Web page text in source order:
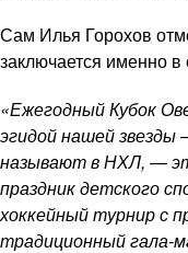
Сам Илья Горохов
заключается именно в
«Ежегодный Кубок
эгидой нашей звезды
называют в НХЛ, —
праздник детского
хоккейный турнир с
традиционный гала-